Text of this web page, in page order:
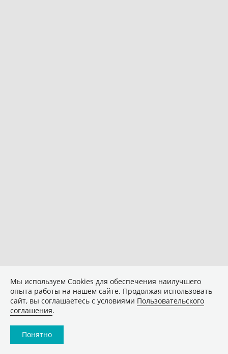
Мы используем Сookies для обеспечения наилучшего
опыта работы на нашем сайте. Продолжая использовать
сайт, вы соглашаетесь с условиями Пользовательского
соглашения.
Понятно